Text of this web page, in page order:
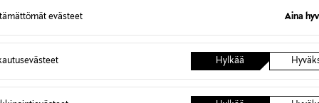
evästeet Aina
Hylkää
0,00 € – 4,90 €
7,90 €–50,00 € kuljetusyhtiöstä ja
tilaukseesi. Voit palauttaa tilaamasi tuotteen 30 vuorokauden
palauttaa avaamattomissa alkuperäispakkauksissaan ja
NÄISTÄ